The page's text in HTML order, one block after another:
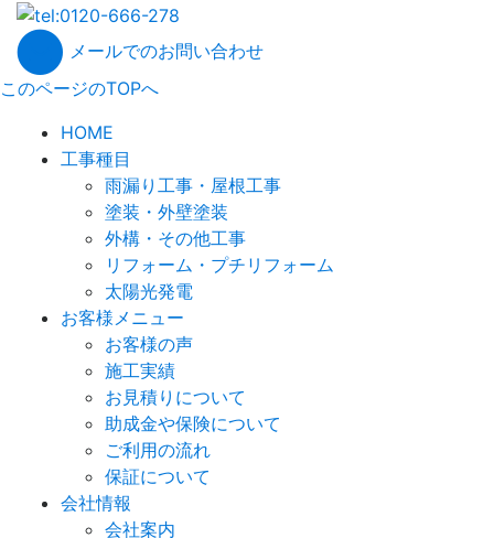
メールでのお問い合わせ
このページのTOPへ
HOME
工事種目
雨漏り工事・屋根工事
塗装・外壁塗装
外構・その他工事
リフォーム・プチリフォーム
太陽光発電
お客様メニュー
お客様の声
施工実績
お見積りについて
助成金や保険について
ご利用の流れ
保証について
会社情報
会社案内